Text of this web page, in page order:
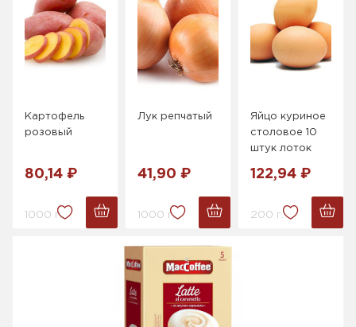
Картофель
розовый
80,14 ₽
1000 г.
Лук репчатый
41,90 ₽
1000 г.
Яйцо куриное
столовое 10
штук лоток
122,94 ₽
200 г.